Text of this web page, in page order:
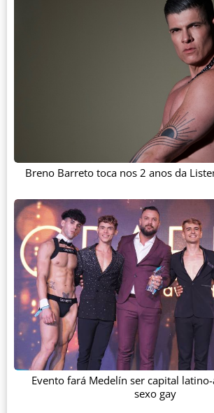
Breno Barreto toca nos 2 anos da
Evento fará Medelín ser capital
sexo gay